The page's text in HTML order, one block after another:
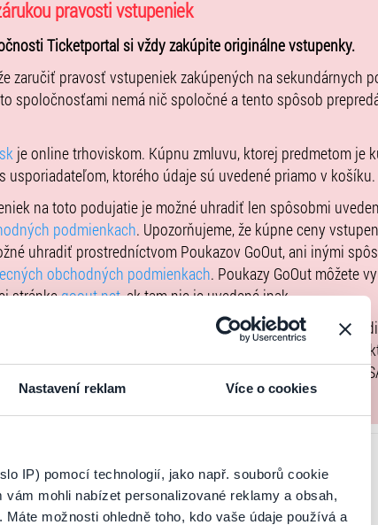
Nastavení reklam Více o cookies
IP) pomocí technologií, jako např. souborů cookie
mohli nabízet personalizované reklamy a obsah,
možnosti ohledně toho, kdo vaše údaje používá a
zľavy/without any discounts.
pravosti vstupeniek
Ticketportal si vždy zakúpite originálne vstupenky.
zaručiť pravosť vstupeniek zakúpených na sekundárnych
spoločnosťami nemá nič spoločné a tento spôsob
je online trhoviskom. Kúpnu zmluvu, ktorej predmetom je
usporiadateľom, ktorého údaje sú uvedené priamo v košíku.
na toto podujatie je možné uhradiť len spôsobmi
podmienkach. Upozorňujeme, že kúpne ceny
uhradiť prostredníctvom Poukazov GoOut, ani inými
obchodných podmienkach. Poukazy GoOut môžete
stránkegoout.net, ak tam nie je uvedené inak.
čl. 30 ods. 1 písm. e) nariadenia EÚ 2022/2065 (Akt o
, iba výrobky alebo služby,
Európskej únie. Príslušné informácie a kontakty podľa